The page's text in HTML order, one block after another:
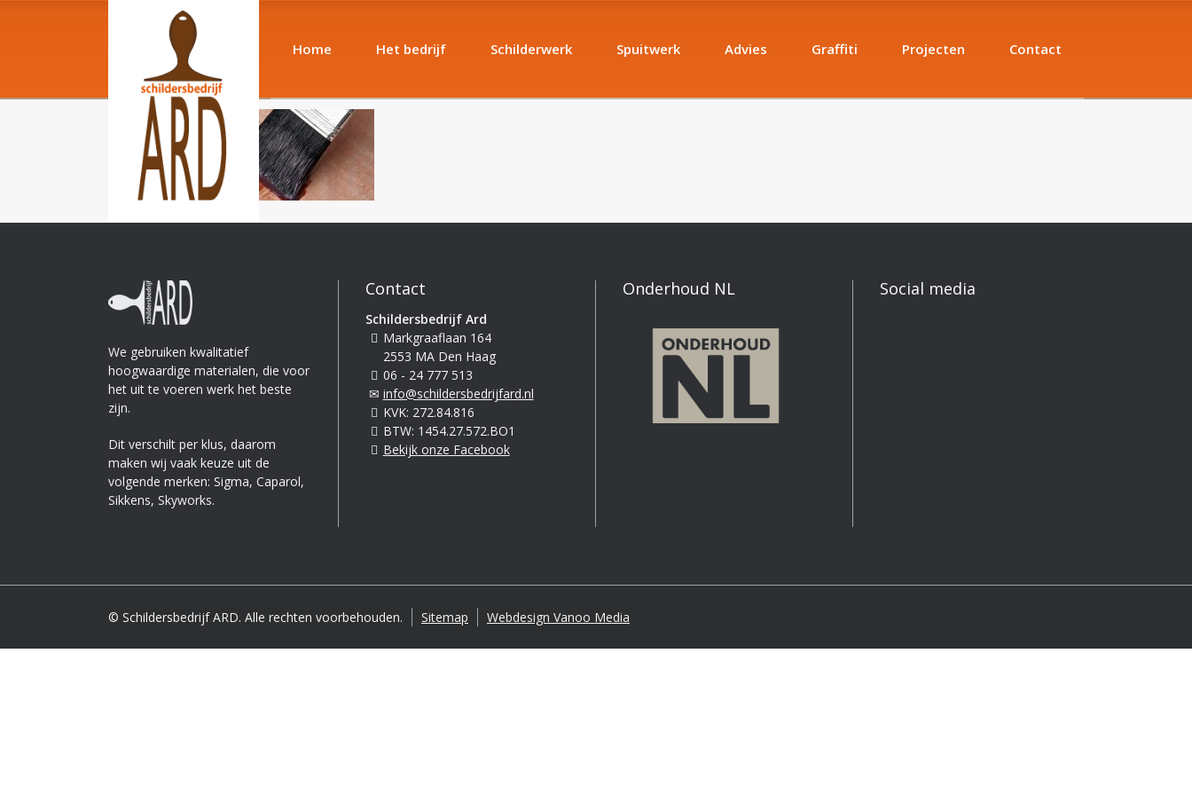
Home Het bedrijf Schilderwerk Spuitwerk Advies Graffiti Projecten Contact
We gebruiken kwalitatief
hoogwaardige materialen, die voor
het uit te voeren werk het beste
zijn.
Dit verschilt per klus, daarom
maken wij vaak keuze uit de
volgende merken: Sigma, Caparol,
Sikkens, Skyworks.
Contact
Schildersbedrijf Ard
Markgraaflaan 164
2553 MA Den Haag
06 - 24 777 513
info@schildersbedrijfard.nl
KVK: 272.84.816
BTW: 1454.27.572.BO1
Bekijk onze Facebook
Onderhoud NL Social media
© Schildersbedrijf ARD. Alle rechten voorbehouden. Sitemap Webdesign Vanoo Media